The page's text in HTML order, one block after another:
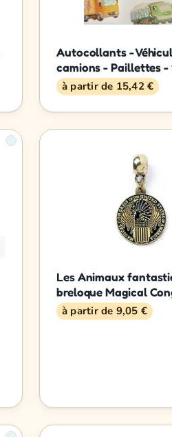
Autocollants -
camions - Paillettes -
à partir de 15,42 €
Les Animaux
breloque Magical
à partir de 9,05 €